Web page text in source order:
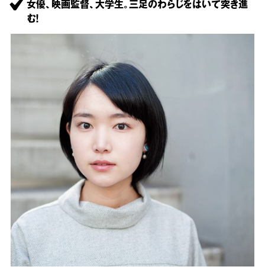
女優、映画監督、大学生。三足のわらじをはいて突き進
む！